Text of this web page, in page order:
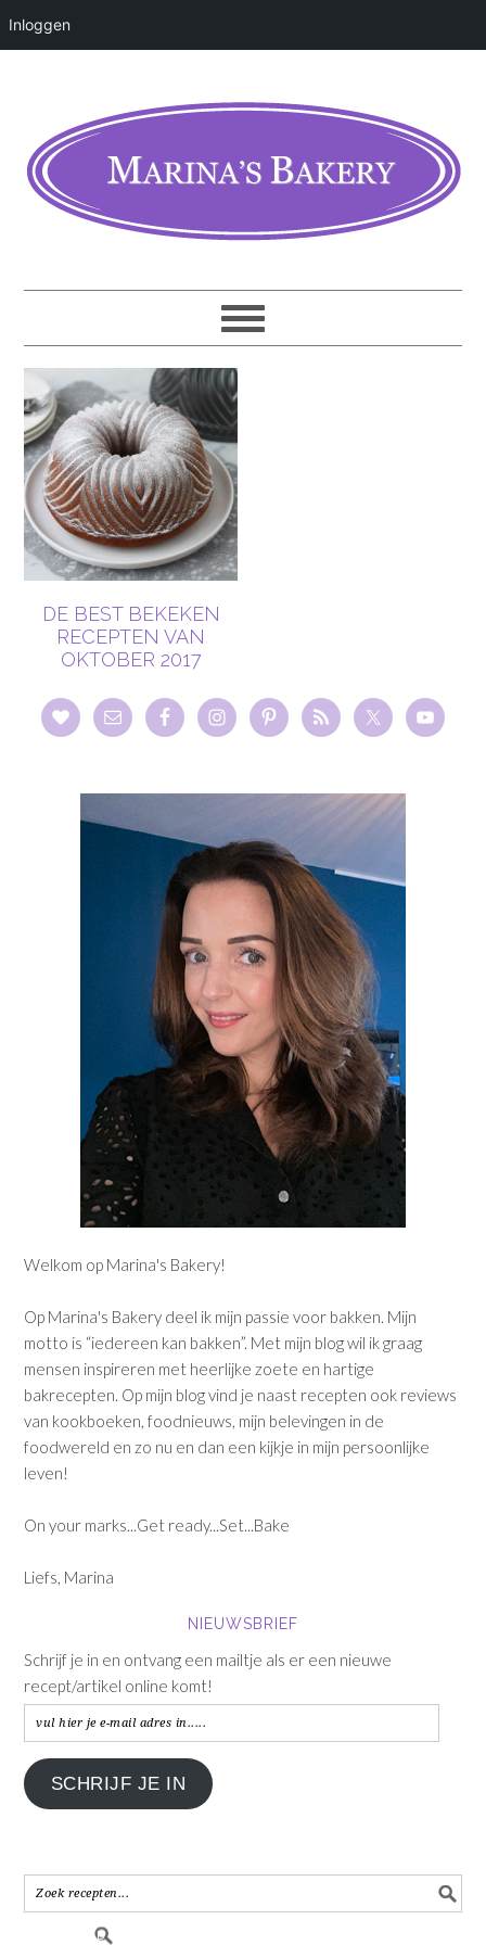
Inloggen
DE BEST BEKEKEN
RECEPTEN VAN
OKTOBER 2017
Welkom op Marina's Bakery!
Op Marina's Bakery deel ik mijn passie voor bakken. Mijn
motto is “iedereen kan bakken”. Met mijn blog wil ik graag
mensen inspireren met heerlijke zoete en hartige
bakrecepten. Op mijn blog vind je naast recepten ook reviews
van kookboeken, foodnieuws, mijn belevingen in de
foodwereld en zo nu en dan een kijkje in mijn persoonlijke
leven!
On your marks...Get ready...Set...Bake
Liefs, Marina
NIEUWSBRIEF
Schrijf je in en ontvang een mailtje als er een nieuwe
recept/artikel online komt!
vul
hier
je
e-
in.....
SCHRIJF JE IN